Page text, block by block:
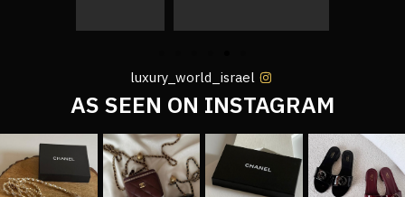
luxury_world_israel
AS SEEN ON INSTAGRAM